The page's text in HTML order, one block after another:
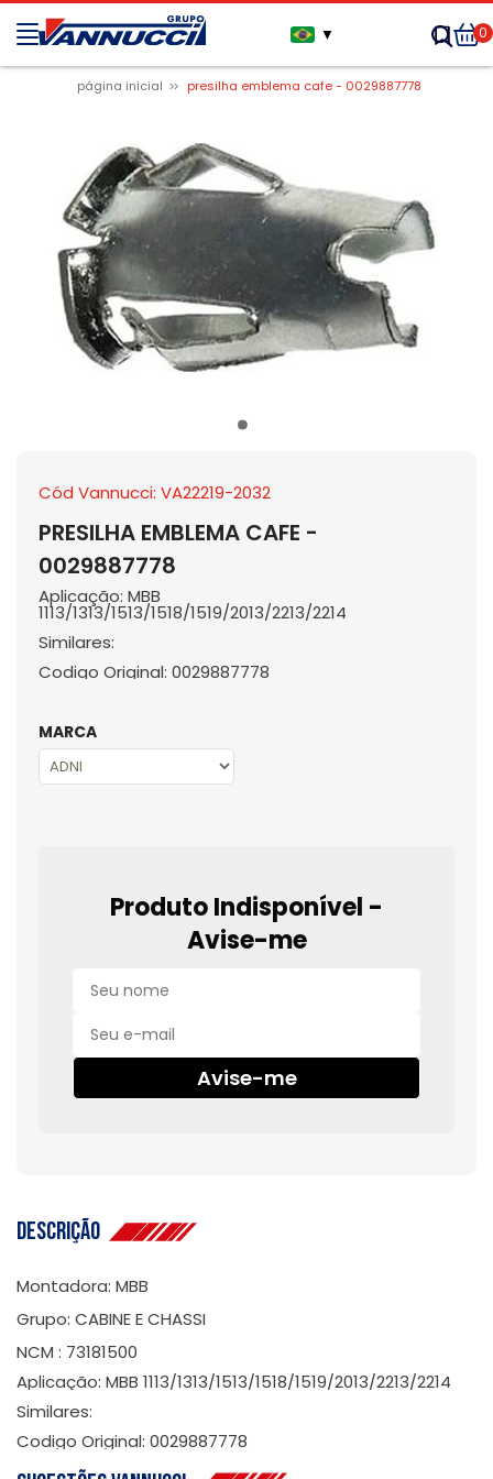
▼ 0
página inicial presilha emblema cafe - 0029887778
Cód Vannucci: VA22219-2032
PRESILHA EMBLEMA CAFE -
0029887778
Aplicação: MBB
1113/1313/1513/1518/1519/2013/2213/2214
Similares:
Codigo Original: 0029887778
MARCA
Produto Indisponível -
Avise-me
Avise-me
Descrição
Montadora: MBB
Grupo: CABINE E CHASSI
NCM : 73181500
Aplicação: MBB 1113/1313/1513/1518/1519/2013/2213/2214
Similares:
Codigo Original: 0029887778